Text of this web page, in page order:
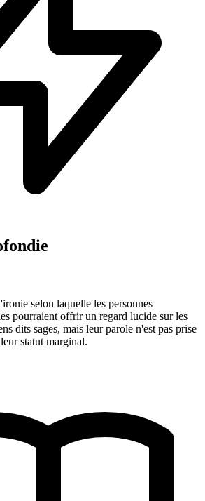
selon laquelle les personnes
pourraient offrir un regard lucide sur les
dits sages, mais leur parole n'est pas prise
statut marginal.